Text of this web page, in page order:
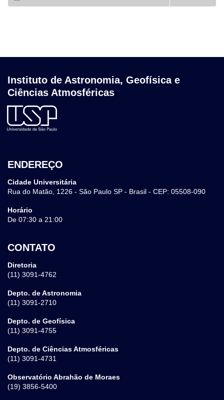
Instituto de Astronomia, Geofísica e
Ciências Atmosféricas
ENDEREÇO
Cidade Universitária
Rua do Matão, 1226 - São Paulo SP - Brasil - CEP: 05508-090
Horário
De 07:30 a 21:00
CONTATO
Diretoria
(11) 3091-4762
Depto. de Astronomia
(11) 3091-2710
Depto. de Geofísica
(11) 3091-4755
Depto. de Ciências Atmosféricas
(11) 3091-4731
Observatório Abrahão de Moraes
(19) 3856-5400